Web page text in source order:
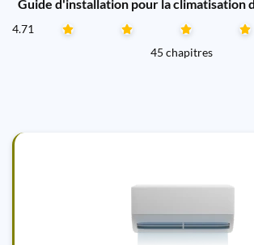
Guide d'installation pour la climatisation
4.71
45 chapitres